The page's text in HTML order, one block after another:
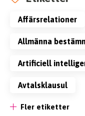
affärsrelationer
allmänna
artificiell
avtalsklausul
Fler etiketter